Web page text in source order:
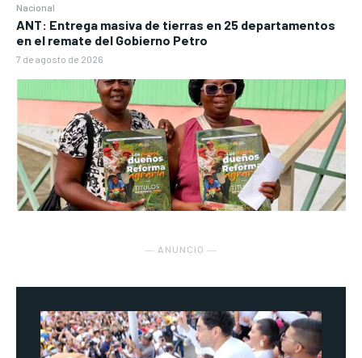
Nacional
ANT: Entrega masiva de tierras en 25 departamentos
en el remate del Gobierno Petro
7 de agosto de 2026
― ANUNCIO ―